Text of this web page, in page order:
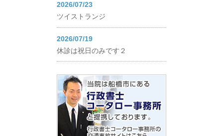
2026/07/23
ツイストランジ
2026/07/19
休診は祝日のみです２